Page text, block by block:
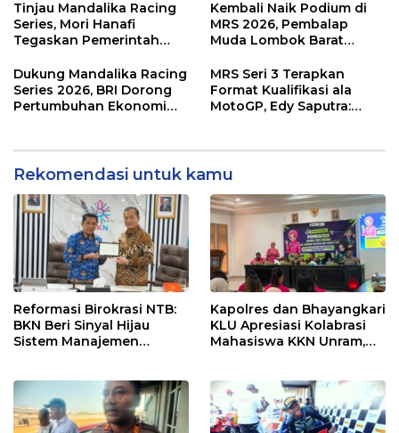
Dampak Ekonomi
Kawasan
di KEK Mandalika
Tinjau Mandalika Racing
Series, Mori Hanafi
Tegaskan Pemerintah
NTB
Kembali Naik Podium di
MRS 2026, Pembalap
Muda Lombok Barat
Menuju Tingkat Asia
Dukung Mandalika Racing
Series 2026, BRI Dorong
Pertumbuhan Ekonomi
MRS Seri 3 Terapkan
Format Kualifikasi ala
MotoGP, Edy Saputra:
Rekomendasi untuk kamu
Reformasi Birokrasi NTB:
BKN Beri Sinyal Hijau
Sistem Manajemen
Kapolres dan Bhayangkari
KLU Apresiasi Kolabrasi
Mahasiswa KKN Unram,